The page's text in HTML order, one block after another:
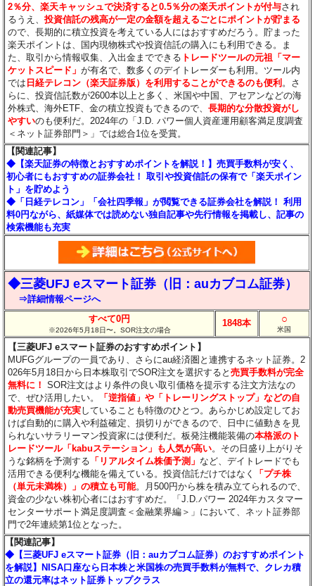
2％分、楽天キャッシュで決済すると0.5％分の楽天ポイントが付与され
るうえ、投資信託の残高が一定の金額を超えるごとにポイントが貯まる
ので、長期的に積立投資を考えている人にはおすすめだろう。貯まった
楽天ポイントは、国内現物株式や投資信託の購入にも利用できる。ま
た、取引から情報収集、入出金までできる トレードツールの元祖「マー
ケットスピード」が有名で、数多くのデイトレーダーも利用。ツール内
では 日経テレコン（楽天証券版）を利用することができるのも便利 。さ
らに、投資信託数が2600本以上と多く、米国や中国、アセアンなどの海
外株式、海外ETF、金の積立投資もできるので、長期的な分散投資がし
やすいのも便利だ。2024年の「J.D. パワー個人資産運用顧客満足度調査
＜ネット証券部門＞」では総合1位を受賞。
【関連記事】
◆【楽天証券の特徴とおすすめポイントを解説！】売買手数料が安く、
初心者にもおすすめの証券会社！ 取引や投資信託の保有で「楽天ポイン
ト」を貯めよう
◆「日経テレコン」「会社四季報」が閲覧できる証券会社を解説！ 利用
料0円ながら、紙媒体では読めない独自記事や先行情報を掲載し、記事の
検索機能も充実
◆三菱UFJ eスマート証券（旧：auカブコム証券）
⇒詳細情報ページへ
すべて0円
※2026年5月18日〜。SOR注文の場合
1848本 ○
米国
【三菱UFJ eスマート証券のおすすめポイント】
MUFGグループの一員であり、さらにau経済圏と連携するネット証券。2
026年5月18日から日本株取引でSOR注文を選択すると売買手数料が完全
無料に！ SOR注文はより条件の良い取引価格を提示する注文方法なの
で、ぜひ活用したい。
「逆指値」や「トレーリングストップ」などの自
動売買機能が充実していることも特徴のひとつ。あらかじめ設定してお
けば自動的に購入や利益確定、損切りができるので、日中に値動きを見
られないサラリーマン投資家には便利だ。板発注機能装備の本格派のト
レードツール「kabuステーション」も人気が高い。その日盛り上がりそ
うな銘柄を予測する 「リアルタイム株価予測」 など、デイトレードでも
活用できる便利な機能を備えている。投資信託だけではなく
「プチ株
（単元未満株）」の積立も可能。月500円から株を積み立てられるので、
資金の少ない株初心者にはおすすめだ。「J.D.パワー 2024年カスタマー
センターサポート満足度調査＜金融業界編＞」において、ネット証券部
門で2年連続第1位となった。
【関連記事】
◆【三菱UFJ eスマート証券（旧：auカブコム証券）のおすすめポイント
を解説】NISA口座なら日本株と米国株の売買手数料が無料で、クレカ積
立の還元率はネット証券トップクラス